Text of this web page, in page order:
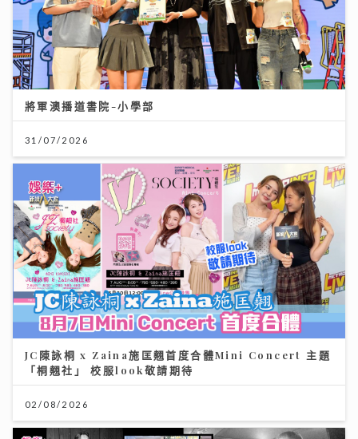
將軍澳播道書院-小學部
31/07/2026
JC陳詠桐 x Zaina施匡翹首度合體Mini Concert 主題
「桐翹社」 校服look敬請期待
02/08/2026